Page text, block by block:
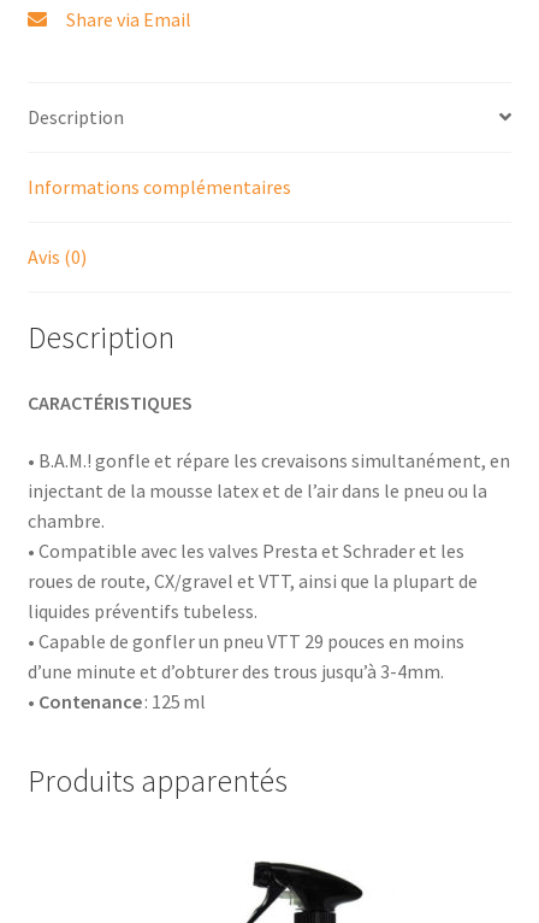
Share via Email
Description
Informations complémentaires
Avis (0)
Description
CARACTÉRISTIQUES
• B.A.M.! gonfle et répare les crevaisons simultanément, en
injectant de la mousse latex et de l’air dans le pneu ou la
chambre.
• Compatible avec les valves Presta et Schrader et les
roues de route, CX/gravel et VTT, ainsi que la plupart de
liquides préventifs tubeless.
• Capable de gonfler un pneu VTT 29 pouces en moins
d’une minute et d’obturer des trous jusqu’à 3-4mm.
• Contenance: 125 ml
Produits apparentés